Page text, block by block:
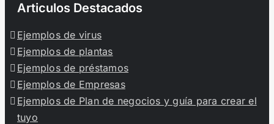
Articulos Destacados
Ejemplos de virus
Ejemplos de plantas
Ejemplos de préstamos
Ejemplos de Empresas
Ejemplos de Plan de negocios y guía para crear el
tuyo